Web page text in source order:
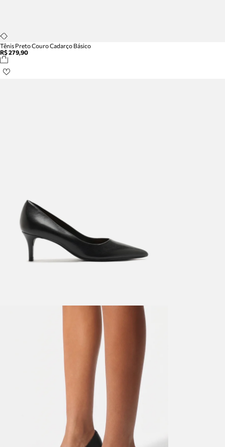
Tênis Preto Couro Cadarço Básico
R$ 279,90